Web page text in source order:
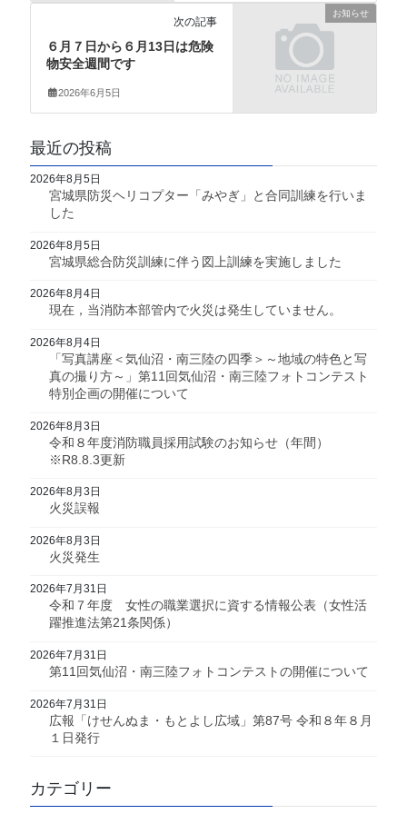
お知らせ
次の記事
６月７日から６月13日は危険
物安全週間です
2026年6月5日
最近の投稿
宮城県防災ヘリコプター「みやぎ」と合同訓練を行いま
した
2026年8月5日
宮城県総合防災訓練に伴う図上訓練を実施しました
2026年8月5日
現在，当消防本部管内で火災は発生していません。
2026年8月4日
「写真講座＜気仙沼・南三陸の四季＞～地域の特色と写
真の撮り方～」第11回気仙沼・南三陸フォトコンテスト
特別企画の開催について
2026年8月4日
令和８年度消防職員採用試験のお知らせ（年間）
※R8.8.3更新
2026年8月3日
火災誤報
2026年8月3日
火災発生
2026年8月3日
令和７年度 女性の職業選択に資する情報公表（女性活
躍推進法第21条関係）
2026年7月31日
第11回気仙沼・南三陸フォトコンテストの開催について
2026年7月31日
広報「けせんぬま・もとよし広域」第87号 令和８年８月
１日発行
2026年7月31日
カテゴリー